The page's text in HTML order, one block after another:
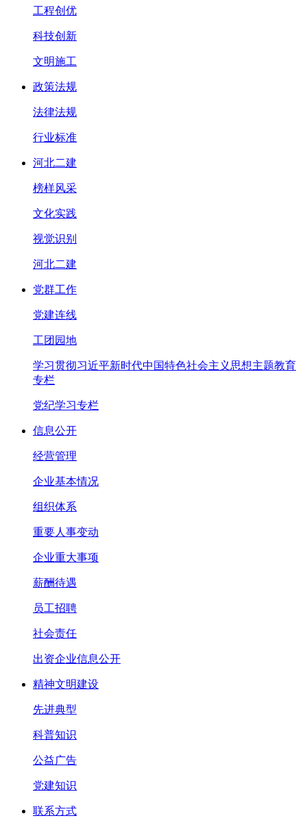
工程创优
科技创新
文明施工
政策法规
法律法规
行业标准
河北二建
榜样风采
文化实践
视觉识别
河北二建
党群工作
党建连线
工团园地
学习贯彻习近平新时代中国特色社会主义思想主题教育
专栏
党纪学习专栏
信息公开
经营管理
企业基本情况
组织体系
重要人事变动
企业重大事项
薪酬待遇
员工招聘
社会责任
出资企业信息公开
精神文明建设
先进典型
科普知识
公益广告
党建知识
联系方式